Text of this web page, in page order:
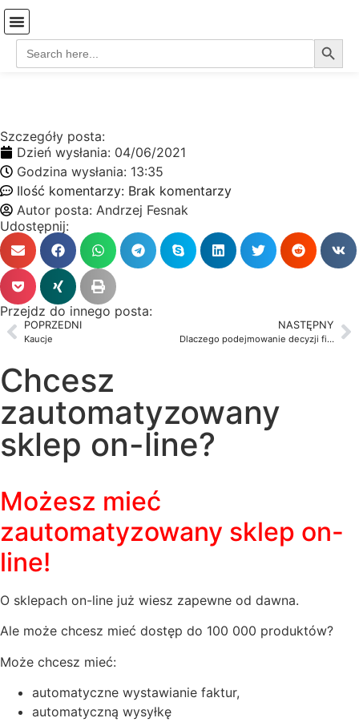
Search
for:
Szczegóły posta:
Dzień wysłania: 04/06/2021
Godzina wysłania: 13:35
Ilość komentarzy: Brak komentarzy
Autor posta: Andrzej Fesnak
Udostępnij:
Przejdz do innego posta:
POPRZEDNI
Kaucje
NASTĘPNY
Dlaczego podejmowanie decyzji finansowych pogarsza się z wiekiem?
Chcesz
zautomatyzowany
sklep on-line?
Możesz mieć
zautomatyzowany sklep on-
line!
O sklepach on-line już wiesz zapewne od dawna.
Ale może chcesz mieć dostęp do 100 000 produktów?
Może chcesz mieć:
automatyczne wystawianie faktur,
automatyczną wysyłkę